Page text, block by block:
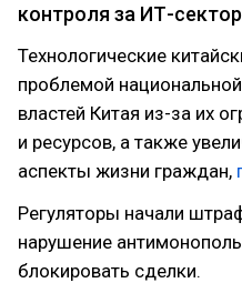
контроля за ИТ-
Технологические
проблемой
властей Китая из-за их
и ресурсов, а также
аспекты жизни граждан,
Регуляторы начали
нарушение
блокировать сделки.